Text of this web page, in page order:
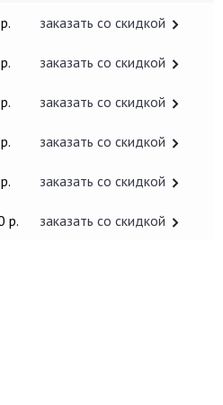
заказать со скидкой
заказать со скидкой
заказать со скидкой
заказать со скидкой
заказать со скидкой
р. заказать со скидкой